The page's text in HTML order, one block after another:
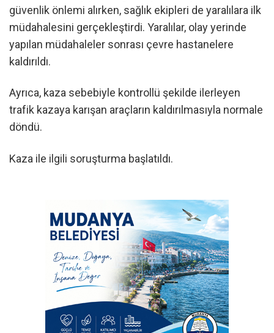
güvenlik önlemi alırken, sağlık ekipleri de yaralılara ilk
müdahalesini gerçekleştirdi. Yaralılar, olay yerinde
yapılan müdahaleler sonrası çevre hastanelere
kaldırıldı.
Ayrıca, kaza sebebiyle kontrollü şekilde ilerleyen
trafik kazaya karışan araçların kaldırılmasıyla normale
döndü.
Kaza ile ilgili soruşturma başlatıldı.